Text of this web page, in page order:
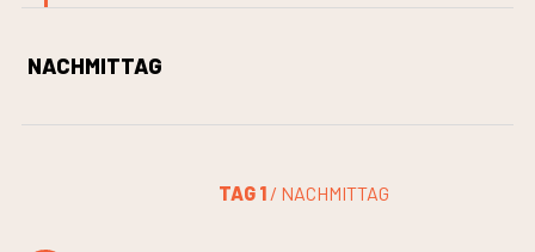
NACHMITTAG
TAG 1/ NACHMITTAG